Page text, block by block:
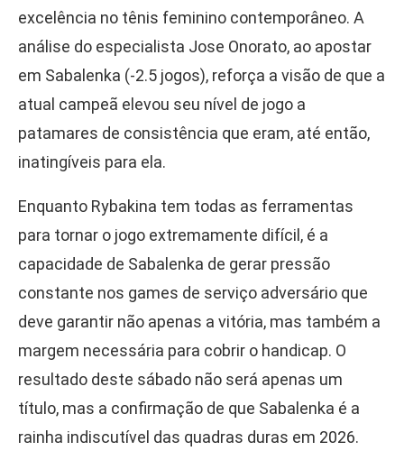
excelência no tênis feminino contemporâneo. A
análise do especialista Jose Onorato, ao apostar
em Sabalenka (-2.5 jogos), reforça a visão de que a
atual campeã elevou seu nível de jogo a
patamares de consistência que eram, até então,
inatingíveis para ela.
Enquanto Rybakina tem todas as ferramentas
para tornar o jogo extremamente difícil, é a
capacidade de Sabalenka de gerar pressão
constante nos games de serviço adversário que
deve garantir não apenas a vitória, mas também a
margem necessária para cobrir o handicap. O
resultado deste sábado não será apenas um
título, mas a confirmação de que Sabalenka é a
rainha indiscutível das quadras duras em 2026.